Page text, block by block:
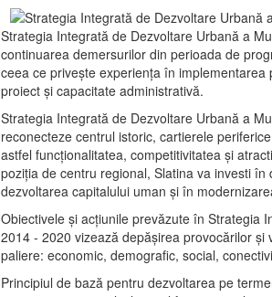
Strategia Integrată de Dezvoltare Urbană a
continuarea demersurilor din perioada de
ceea ce priveşte experienţa în
proiect și capacitate administrativă.
Strategia Integrată de Dezvoltare Urbană a
reconecteze centrul istoric, cartierele
astfel funcţionalitatea, competitivitatea şi
poziţia de centru regional, Slatina va investi
dezvoltarea capitalului uman şi în
Obiectivele şi acţiunile prevăzute în Strategia
2014 - 2020 vizează depășirea provocărilor
paliere: economic, demografic, social,
Principiul de bază pentru dezvoltarea pe